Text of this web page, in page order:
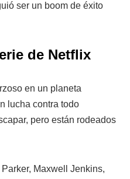
ser un boom de éxito
de Netflix
en un planeta
lucha contra todo
pero están rodeados
Maxwell Jenkins,